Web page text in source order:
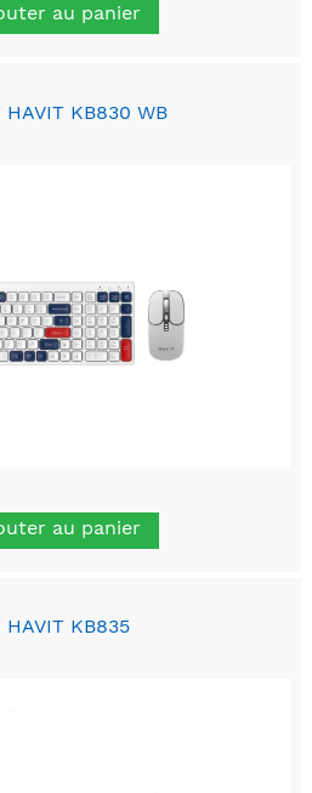
au panier
HAVIT KB830 WB
au panier
HAVIT KB835